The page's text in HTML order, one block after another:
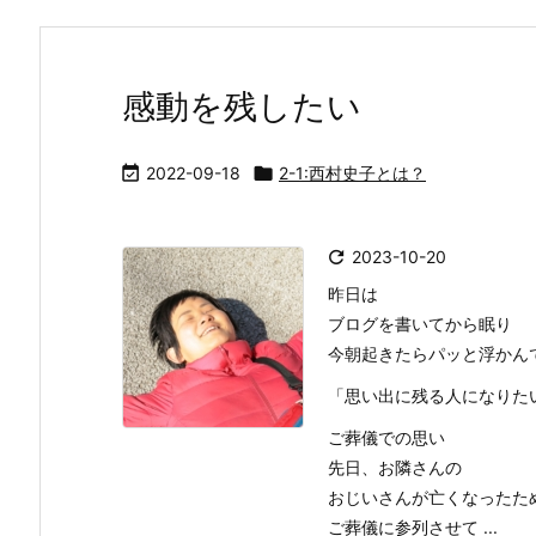
感動を残したい
 2022-09-18  2-1:西村史子とは？
 2023-10-20
昨日は
ブログを書いてから眠り
今朝起きたらパッと浮かん
「思い出に残る人になりた
ご葬儀での思い
先日、お隣さんの
おじいさんが亡くなったた
ご葬儀に参列させて ...